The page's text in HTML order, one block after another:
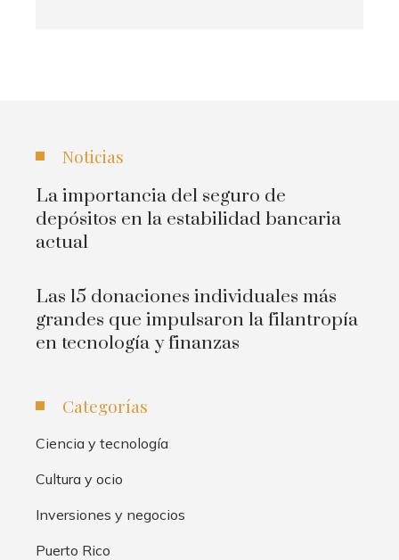
Noticias
La importancia del seguro de
depósitos en la estabilidad bancaria
actual
Las 15 donaciones individuales más
grandes que impulsaron la filantropía
en tecnología y finanzas
Categorías
Ciencia y tecnología
Cultura y ocio
Inversiones y negocios
Puerto Rico